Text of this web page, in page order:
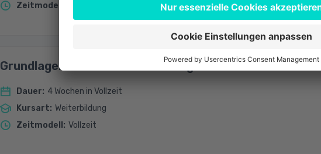
Zeitmodell
Grundlagen Softwareentwicklung
Dauer: 4 Wochen in Vollzeit
Kursart: Weiterbildung
Zeitmodell : Vollzeit